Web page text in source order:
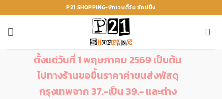
ไป
P21 SHOPPING-พีทเวนตี้วัน ช้อปปิ้ง
ตั้งแต่วันที่ 1 พฤษภาคม 2569 เป็นต้น
ไปทางร้านขอขึ้นราคาค่าขนส่งพัสดุ
กรุงเทพจาก 37.-เป็น 39.- และต่าง